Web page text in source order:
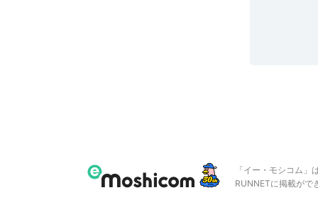
「イー・モシコム
RUNNETに掲載がで